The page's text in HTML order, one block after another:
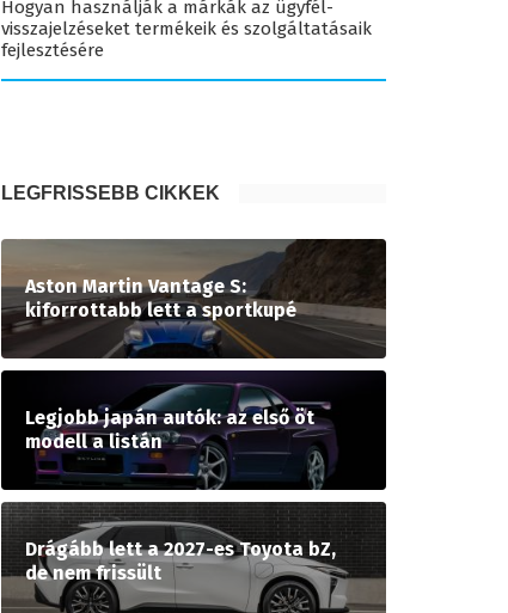
Hogyan használják a márkák az ügyfél-
visszajelzéseket termékeik és szolgáltatásaik
fejlesztésére
LEGFRISSEBB CIKKEK
Aston Martin Vantage S:
kiforrottabb lett a sportkupé
Legjobb japán autók: az első öt
modell a listán
Drágább lett a 2027-es Toyota bZ,
de nem frissült